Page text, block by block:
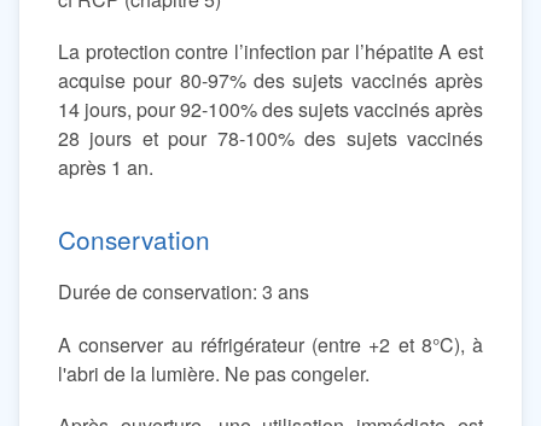
La protection contre l’infection par l’hépatite A est
acquise pour 80-97% des sujets vaccinés après
14 jours, pour 92-100% des sujets vaccinés après
28 jours et pour 78-100% des sujets vaccinés
après 1 an.
Conservation
Durée de conservation: 3 ans
A conserver au réfrigérateur (entre +2 et 8°C), à
l'abri de la lumière. Ne pas congeler.